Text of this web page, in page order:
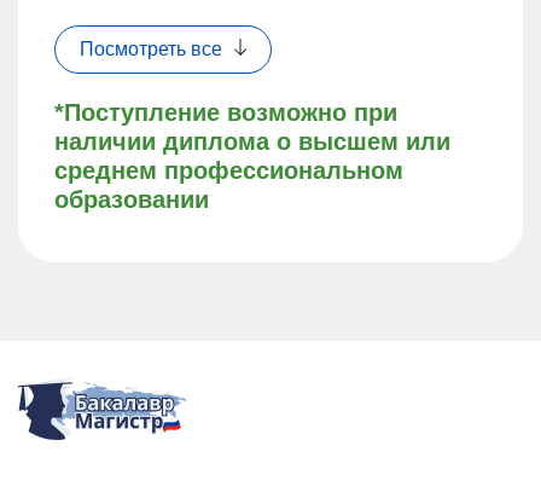
*Поступление возможно при
наличии диплома о высшем или
среднем профессиональном
образовании
Посмотреть все